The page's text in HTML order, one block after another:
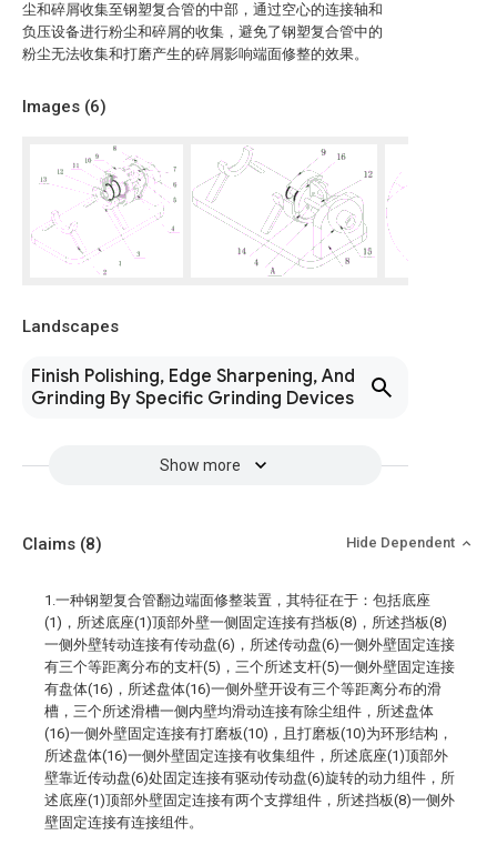
尘和碎屑收集至钢塑复合管的中部，通过空心的连接轴和
负压设备进行粉尘和碎屑的收集，避免了钢塑复合管中的
粉尘无法收集和打磨产生的碎屑影响端面修整的效果。
Images (6)
Landscapes
Finish Polishing, Edge Sharpening, And
Grinding By Specific Grinding Devices
Show more
Claims (8) Hide Dependent
1.一种钢塑复合管翻边端面修整装置，其特征在于：包括底座
(1)，所述底座(1)顶部外壁一侧固定连接有挡板(8)，所述挡板(8)
一侧外壁转动连接有传动盘(6)，所述传动盘(6)一侧外壁固定连接
有三个等距离分布的支杆(5)，三个所述支杆(5)一侧外壁固定连接
有盘体(16)，所述盘体(16)一侧外壁开设有三个等距离分布的滑
槽，三个所述滑槽一侧内壁均滑动连接有除尘组件，所述盘体
(16)一侧外壁固定连接有打磨板(10)，且打磨板(10)为环形结构，
所述盘体(16)一侧外壁固定连接有收集组件，所述底座(1)顶部外
壁靠近传动盘(6)处固定连接有驱动传动盘(6)旋转的动力组件，所
述底座(1)顶部外壁固定连接有两个支撑组件，所述挡板(8)一侧外
壁固定连接有连接组件。